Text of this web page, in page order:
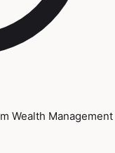
Wealth Management